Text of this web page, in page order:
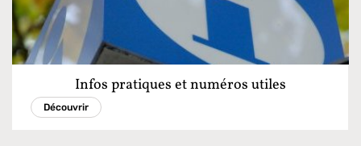
Infos pratiques et numéros utiles
Découvrir